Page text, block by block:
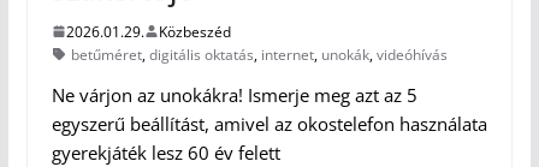
2026.01.29.
Közbeszéd
betűméret,digitális oktatás, internet, unokák,videóhívás
Ne várjon az unokákra! Ismerje meg azt az 5
egyszerű beállítást, amivel az okostelefon használata
gyerekjáték lesz 60 év felett